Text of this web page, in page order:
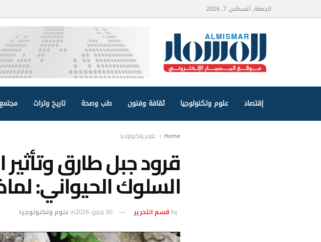
الجمعة, أغسطس 7, 2026
إقتصاد علوم وتكنولوجيا ثقافة وفنون طب وصحة تاريخ وتراث مجتمع
Home علوم وتكنولوجيا
قرود جبل طارق
السلوك الحيواني:
by قسم التحرير 30 مايو، 2026 in علوم وتكنولوجيا